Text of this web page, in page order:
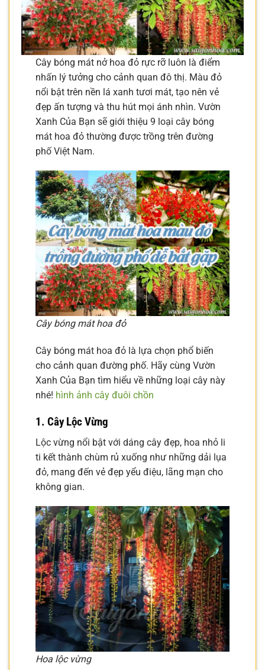
Cây bóng mát nở hoa đỏ rực rỡ luôn là điểm
nhấn lý tưởng cho cảnh quan đô thị. Màu đỏ
nổi bật trên nền lá xanh tươi mát, tạo nên vẻ
đẹp ấn tượng và thu hút mọi ánh nhìn. Vườn
Xanh Của Bạn sẽ giới thiệu 9 loại cây bóng
mát hoa đỏ thường được trồng trên đường
phố Việt Nam.
Cây bóng mát hoa đỏ
Cây bóng mát hoa đỏ là lựa chọn phổ biến
cho cảnh quan đường phố. Hãy cùng Vườn
Xanh Của Bạn tìm hiểu về những loại cây này
nhé! hình ảnh cây đuôi chồn
1. Cây Lộc Vừng
Lộc vừng nổi bật với dáng cây đẹp, hoa nhỏ li
ti kết thành chùm rủ xuống như những dải lụa
đỏ, mang đến vẻ đẹp yểu điệu, lãng mạn cho
không gian.
Hoa lộc vừng